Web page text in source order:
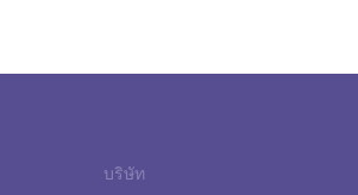
บริษัท